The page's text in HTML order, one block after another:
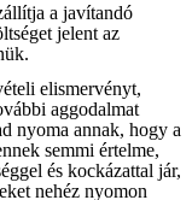
a javítandó
jelent az
elismervényt,
aggodalmat
nyoma annak, hogy a
semmi értelme,
és kockázattal jár,
nehéz nyomon